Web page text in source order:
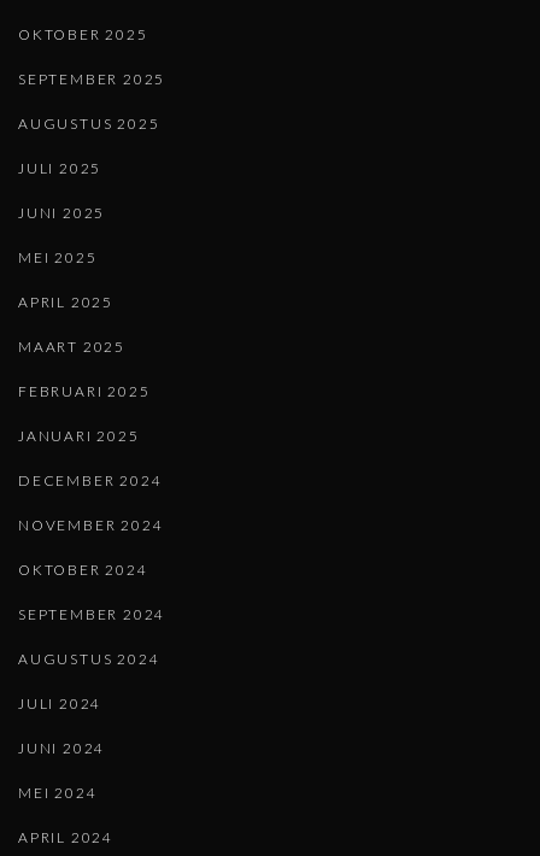
OKTOBER 2025
SEPTEMBER 2025
AUGUSTUS 2025
JULI 2025
JUNI 2025
MEI 2025
APRIL 2025
MAART 2025
FEBRUARI 2025
JANUARI 2025
DECEMBER 2024
NOVEMBER 2024
OKTOBER 2024
SEPTEMBER 2024
AUGUSTUS 2024
JULI 2024
JUNI 2024
MEI 2024
APRIL 2024